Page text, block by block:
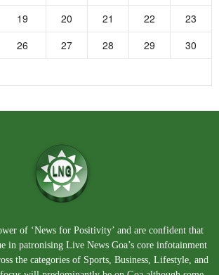
19 20 21 22
23
26 27 28 29
30
of ‘News for Positivity’ and are confident that
in patronising Live News Goa’s core infotainment
the categories of Sports, Business, Lifestyle, and